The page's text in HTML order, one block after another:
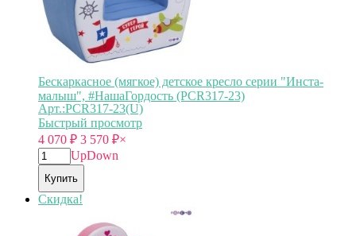
Бескаркасное (мягкое) детское кресло серии "Инста-
малыш", #НашаГордость (PCR317-23)
Арт.:PCR317-23(U)
Быстрый просмотр
4 070 ₽ 3 570 ₽×
UpDown
Купить
Скидка!